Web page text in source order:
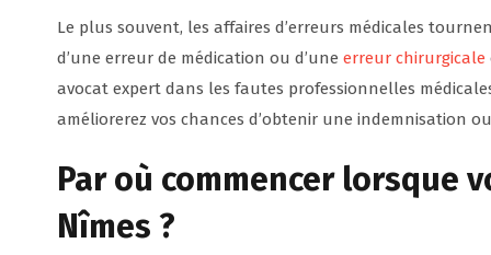
Le plus souvent, les affaires d’erreurs médicales
d’une erreur de médication ou d’une erreur chirurgicale
avocat expert dans les fautes professionnelles
améliorerez vos chances d’obtenir une indemnisation
Par où commencer lorsque
Nîmes ?